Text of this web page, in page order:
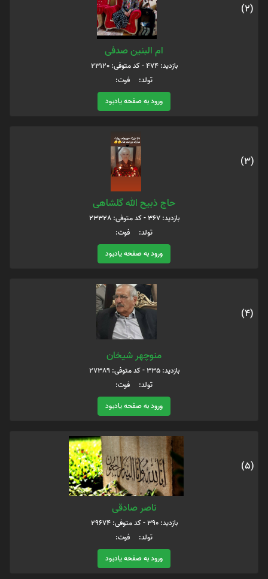
(2)
ام البنین صدفی
بازدید: 474 - کد متوفی: 23120
تولد: فوت:
ورود به صفحه یادبود
(3)
حاج ذبیح الله گلشاهی
بازدید: 367 - کد متوفی: 23328
تولد: فوت:
ورود به صفحه یادبود
(4)
منوچهر شیخان
بازدید: 335 - کد متوفی: 27389
تولد: فوت:
ورود به صفحه یادبود
(5)
ناصر صادقی
بازدید: 390 - کد متوفی: 29674
تولد: فوت:
ورود به صفحه یادبود